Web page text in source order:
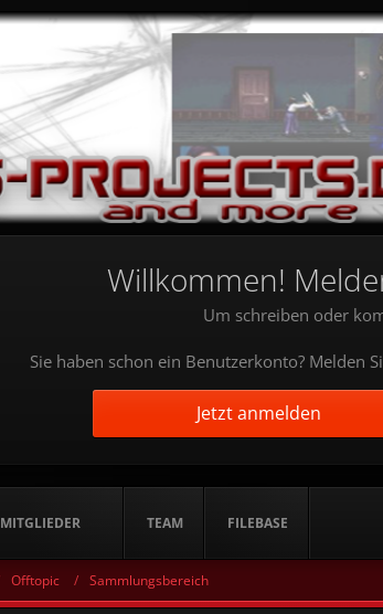
Willkommen!
Um schreiben oder
Sie haben schon ein Benutzerkonto? Melden
Jetzt anmelden
MITGLIEDER TEAM FILEBASE
Offtopic Sammlungsbereich